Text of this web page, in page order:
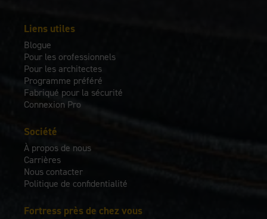
Liens utiles
Blogue
Pour les orofessionnels
Pour les architectes
Programme préféré
Fabriqué pour la sécurité
Connexion Pro
Société
À propos de nous
Carrières
Nous contacter
Politique de confidentialité
Fortress près de chez vous